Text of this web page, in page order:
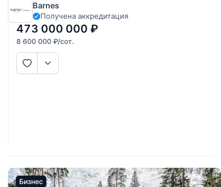
шоссе. Есть выезд на платную скоростную дорогу.
Центральные коммуникации. Тихое, приватное место.
Barnes
Получена аккредитация
473 000 000 ₽
8 600 000 ₽/сот.
Бизнес